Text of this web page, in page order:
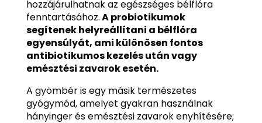
hozzájárulhatnak az egészséges bélflóra
fenntartásához.A probiotikumok
segítenek helyreállítani a bélflóra
egyensúlyát, ami különösen fontos
antibiotikumos kezelés után vagy
emésztési zavarok esetén.
A gyömbér is egy másik természetes
gyógymód, amelyet gyakran használnak
hányinger és emésztési zavarok enyhítésére;